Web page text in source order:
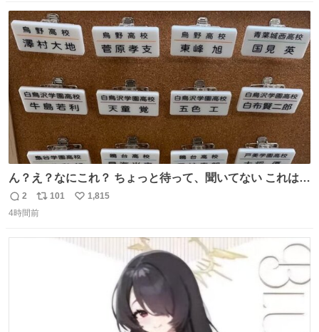
今年に入って同様の被害は確認されておらず、警察はパト
ロールを強化する。
ト
数
数
ん？え？なにこれ？ ちょっと待って、聞いてない これは販
売されているのもですか？
返
信
2
リ
ポ
101
い
数
1,815
4時間前